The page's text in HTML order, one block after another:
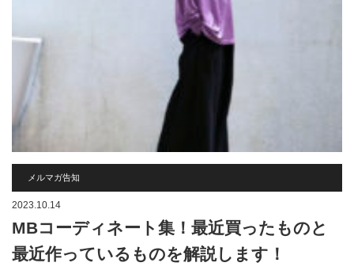
メルマガ告知
2023.10.14
MBコーディネート集！最近買ったものと
最近作っているものを解説します！